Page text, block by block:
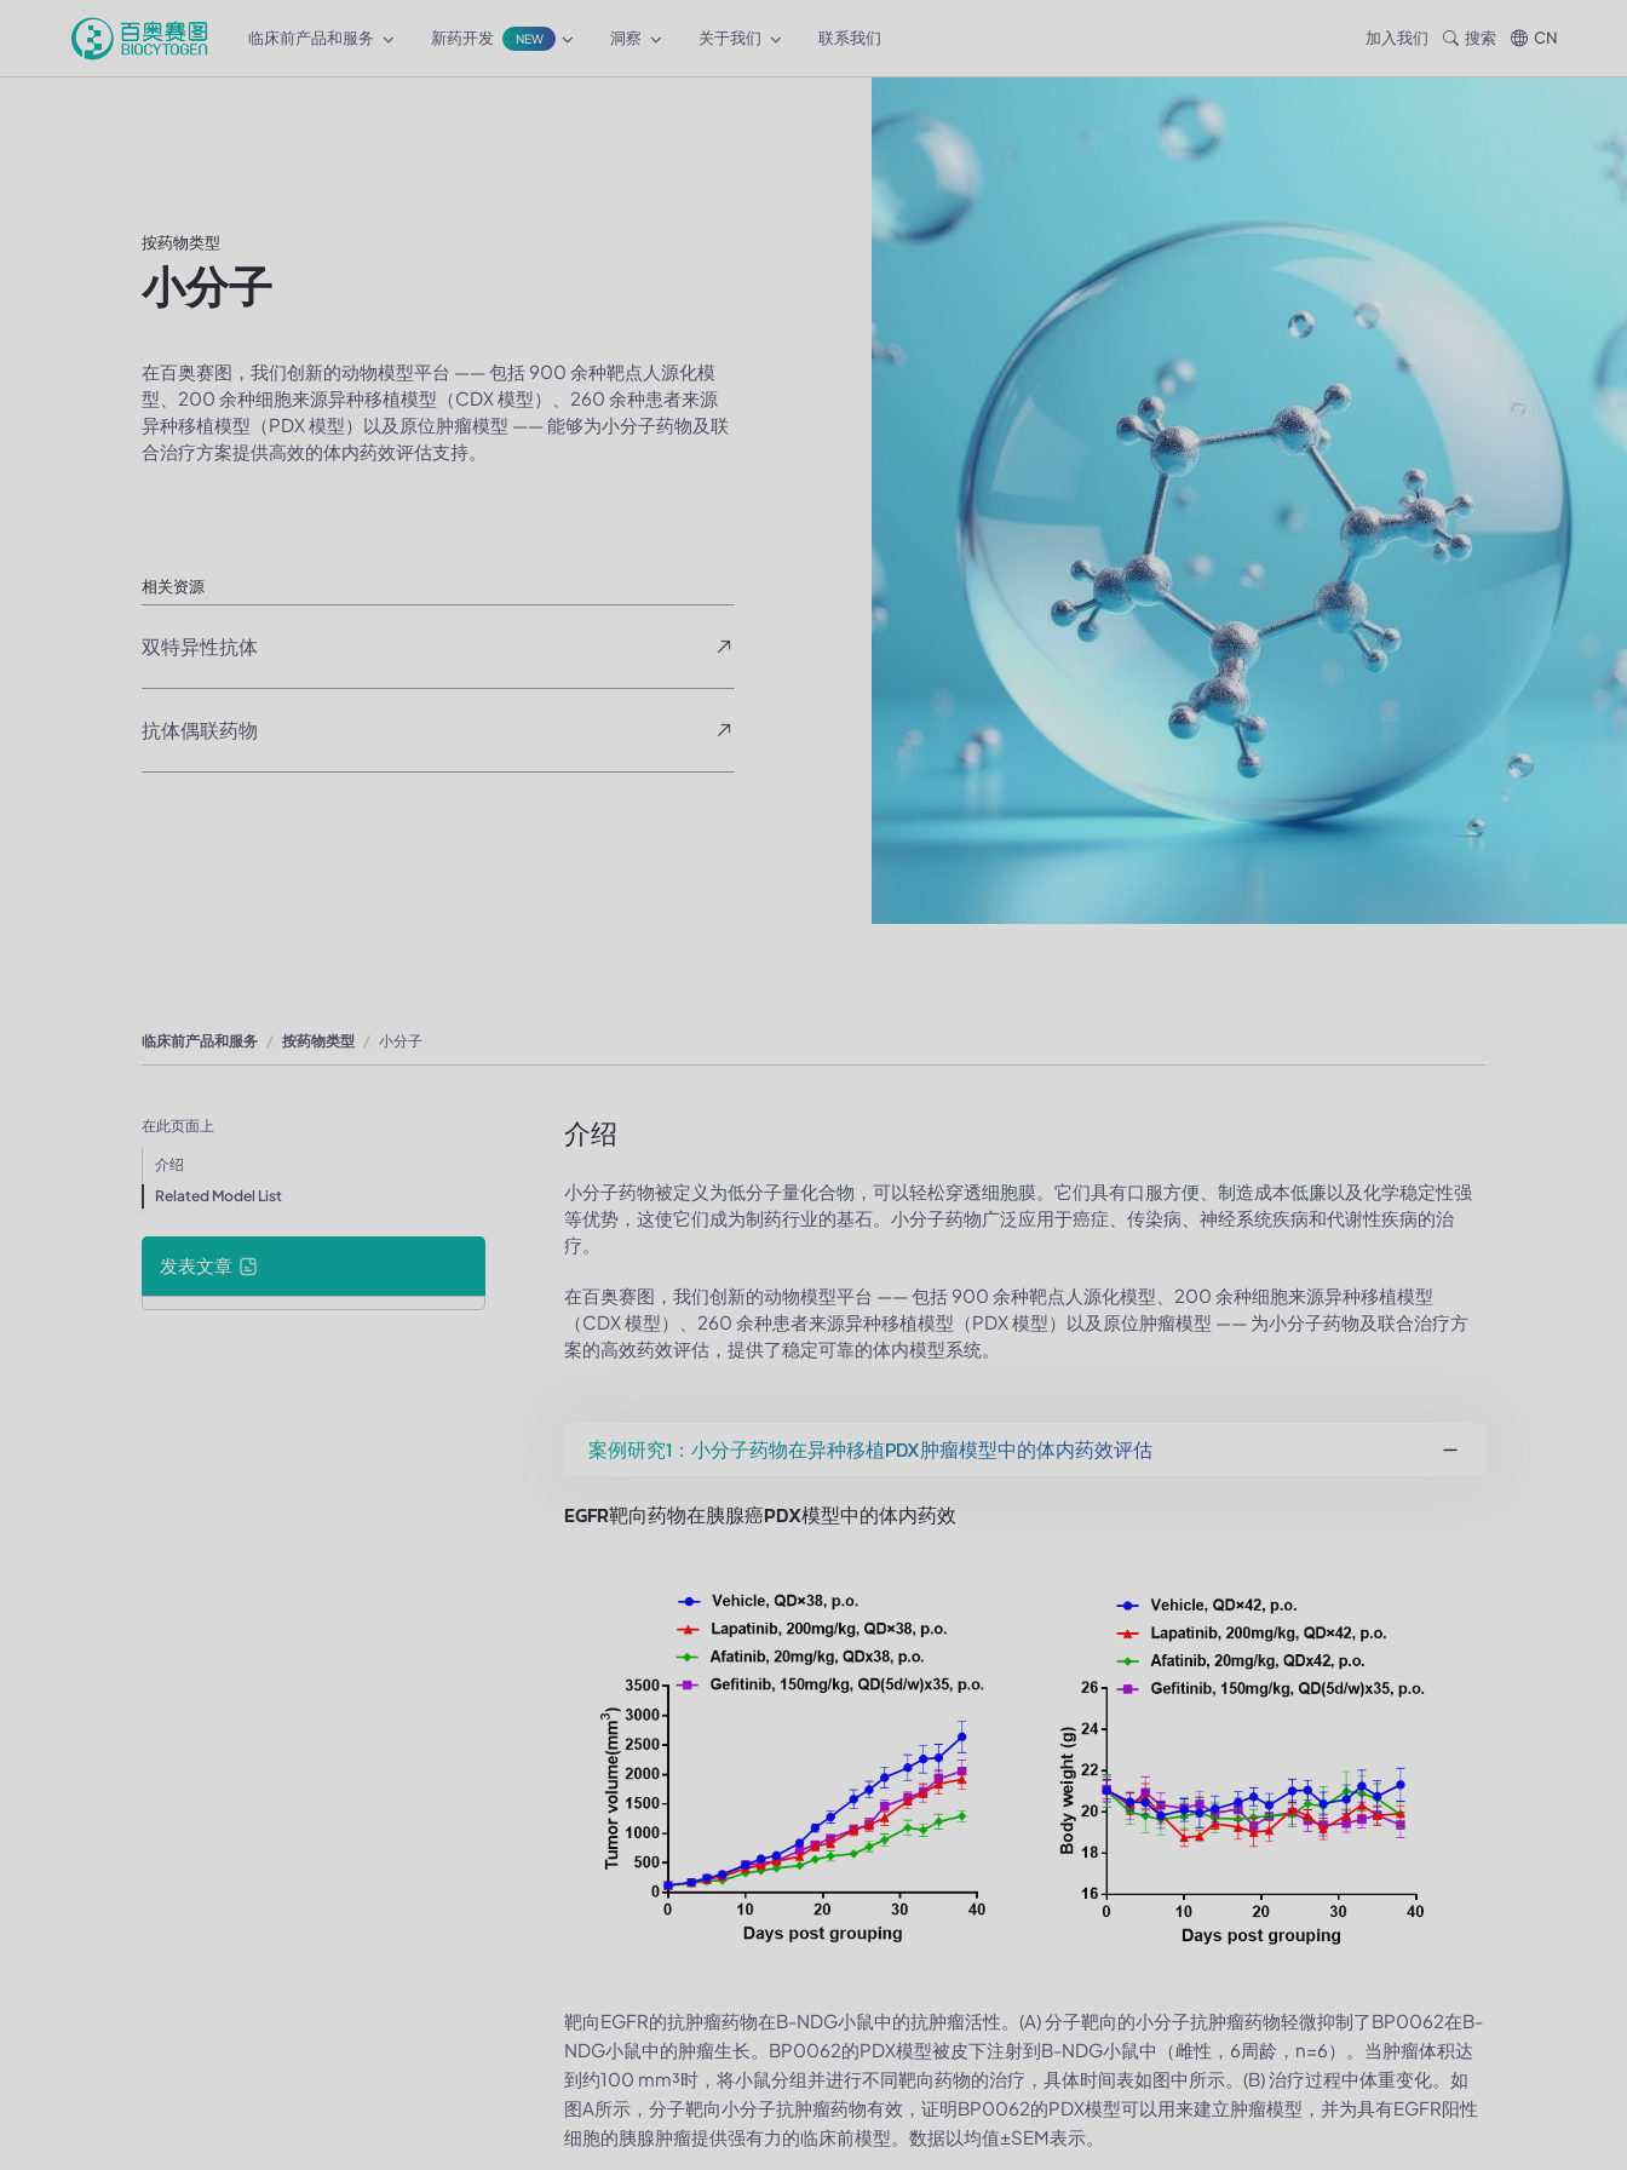
临床前产品和服务 新药开发 NEW 洞察 关于我们 联系我们 加入我们 搜索 CN
按药物类型
小分子
在百奥赛图，我们创新的动物模型平台 —— 包括 900 余种靶点人源化模
型、200 余种细胞来源异种移植模型（CDX 模型）、260 余种患者来源
异种移植模型（PDX 模型）以及原位肿瘤模型 —— 能够为小分子药物及联
合治疗方案提供高效的体内药效评估支持。
相关资源
双特异性抗体
抗体偶联药物
临床前产品和服务 按药物类型 小分子
在此页面上
介绍
Related Model List
发表文章
介绍
小分子药物被定义为低分子量化合物，可以轻松穿透细胞膜。它们具有口服方便、制造成本低廉以及化学稳定性强
等优势，这使它们成为制药行业的基石。小分子药物广泛应用于癌症、传染病、神经系统疾病和代谢性疾病的治
疗。
在百奥赛图，我们创新的动物模型平台 —— 包括 900 余种靶点人源化模型、200 余种细胞来源异种移植模型
（CDX 模型）、260 余种患者来源异种移植模型（PDX 模型）以及原位肿瘤模型 —— 为小分子药物及联合治疗方
案的高效药效评估，提供了稳定可靠的体内模型系统。
案例研究1：小分子药物在异种移植PDX肿瘤模型中的体内药效评估
EGFR靶向药物在胰腺癌PDX模型中的体内药效
靶向EGFR的抗肿瘤药物在B-NDG小鼠中的抗肿瘤活性。(A) 分子靶向的小分子抗肿瘤药物轻微抑制了BP0062在B-
NDG小鼠中的肿瘤生长。BP0062的PDX模型被皮下注射到B-NDG小鼠中（雌性，6周龄，n=6）。当肿瘤体积达
到约100 mm³时，将小鼠分组并进行不同靶向药物的治疗，具体时间表如图中所示。(B) 治疗过程中体重变化。如
图A所示，分子靶向小分子抗肿瘤药物有效，证明BP0062的PDX模型可以用来建立肿瘤模型，并为具有EGFR阳性
细胞的胰腺肿瘤提供强有力的临床前模型。数据以均值±SEM表示。